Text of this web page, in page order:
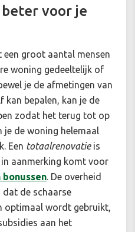
voor je
een groot aantal mensen
woning gedeeltelijk of
je de afmetingen van
kan bepalen, kan je de
zodat het terug tot op
je de woning helemaal
Een totaalrenovatieis
aanmerking komt voor
bonussen. De overheid
de schaarse
optimaal wordt gebruikt,
aan het